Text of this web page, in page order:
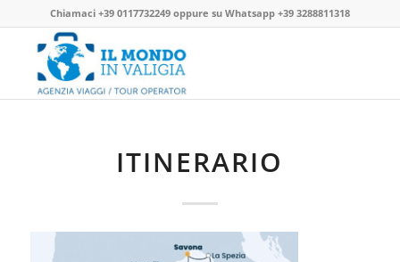
Chiamaci +39 0117732249oppure su Whatsapp +39 3288811318
ITINERARIO